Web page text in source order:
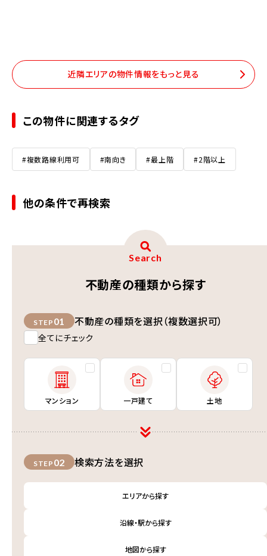
近隣エリアの物件情報をもっと見る
この物件に関連するタグ
#複数路線利用可 #南向き #最上階 #2階以上
他の条件で再検索
Search
不動産の種類から探す
STEP 01 不動産の種類を選択（複数選択可）
全てにチェック
マンション 一戸建て 土地
STEP 02 検索方法を選択
エリアから探す
沿線・駅から探す
地図から探す